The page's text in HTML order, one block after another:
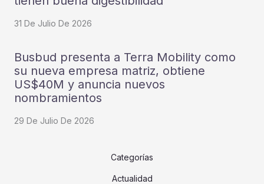
31 De Julio De 2026
Busbud presenta a Terra Mobility como
su nueva empresa matriz, obtiene
US$40M y anuncia nuevos
nombramientos
29 De Julio De 2026
Categorías
Actualidad